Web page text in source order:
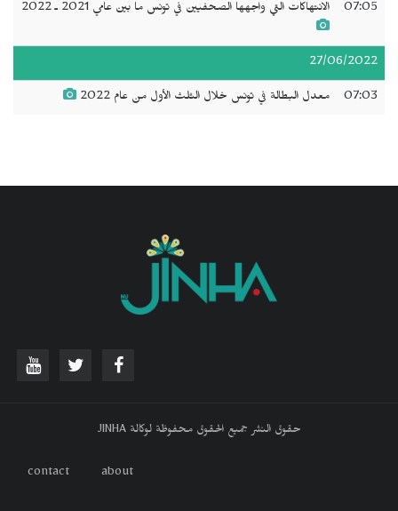
07:05 الانتهاكات التي واجهها الصحفيين في تونس ما بين عامي 2021 ـ 2022
27/06/2022
07:03 معدل البطالة في تونس خلال الثلث الأول من عام 2022
حقوق النشر جميع الحقوق محفوظة لوكالة JINHA
about
contact